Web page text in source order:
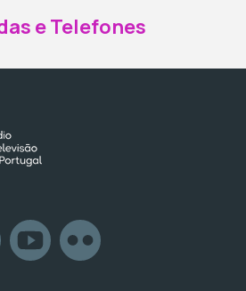
e Telefones